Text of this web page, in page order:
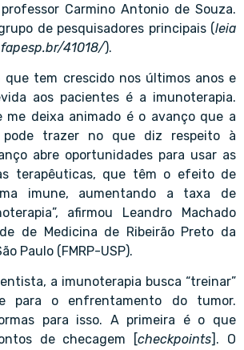
Carmino Antonio de Souza.
de pesquisadores principais (leia
41018/).
que tem crescido nos últimos anos e
aos pacientes é a imunoterapia.
me deixa animado é o avanço que a
pode trazer no que diz respeito à
abre oportunidades para usar as
terapêuticas, que têm o efeito de
imune, aumentando a taxa de
afirmou Leandro Machado
de Medicina de Ribeirão Preto da
Paulo (FMRP-USP).
a imunoterapia busca “treinar”
para o enfrentamento do tumor.
para isso. A primeira é o que
de checagem [checkpoints ]. O